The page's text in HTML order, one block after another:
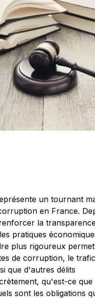
un tournant
en France.
la
pratiques
plus rigoureux
de corruption, le trafic
que d'autres délits
qu'est-ce
sont les obligations